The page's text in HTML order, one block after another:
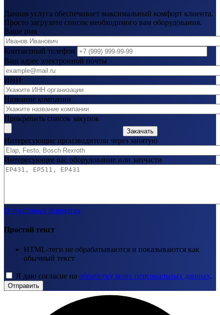
Данная услуга обеспечивает максимальный комфорт клиента.
Просто загрузите список необходимого вам оборудования.
Ваше имя
Контактный телефон
Ваш адрес электронной почты
ИНН
Название компании
Прикрепить список закупок
Закачать
Интересующие производители через запятую
Интересующее вас оборудование или запчасти
О текстовых форматах
Простой текст
HTML-теги не обрабатываются и показываются как
обычный текст
Я даю согласие на обработку моих персональных данных.
Отправить